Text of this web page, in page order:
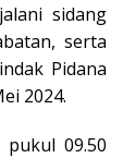
sidang
serta
Pidana
2024.
09.50